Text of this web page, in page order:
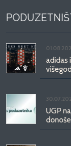
adidas
UGP